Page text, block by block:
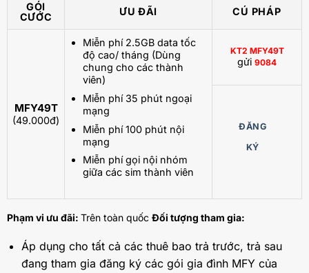
GÓI
CƯỚC
ƯU ĐÃI CÚ PHÁP
MFY49T
(49.000đ)
Miễn phí 2.5GB data tốc
độ cao/ tháng (Dùng
chung cho các thành
viên)
Miễn phí 35 phút ngoại
mạng
Miễn phí 100 phút nội
mạng
Miễn phí gọi nội nhóm
giữa các sim thành viên
KT2 MFY49T
gửi 9084
ĐĂNG
KÝ
Phạm vi ưu đãi: Trên toàn quốc Đối tượng tham gia:
Áp dụng cho tất cả các thuê bao trả trước, trả sau
đang tham gia đăng ký các gói gia đình MFY của